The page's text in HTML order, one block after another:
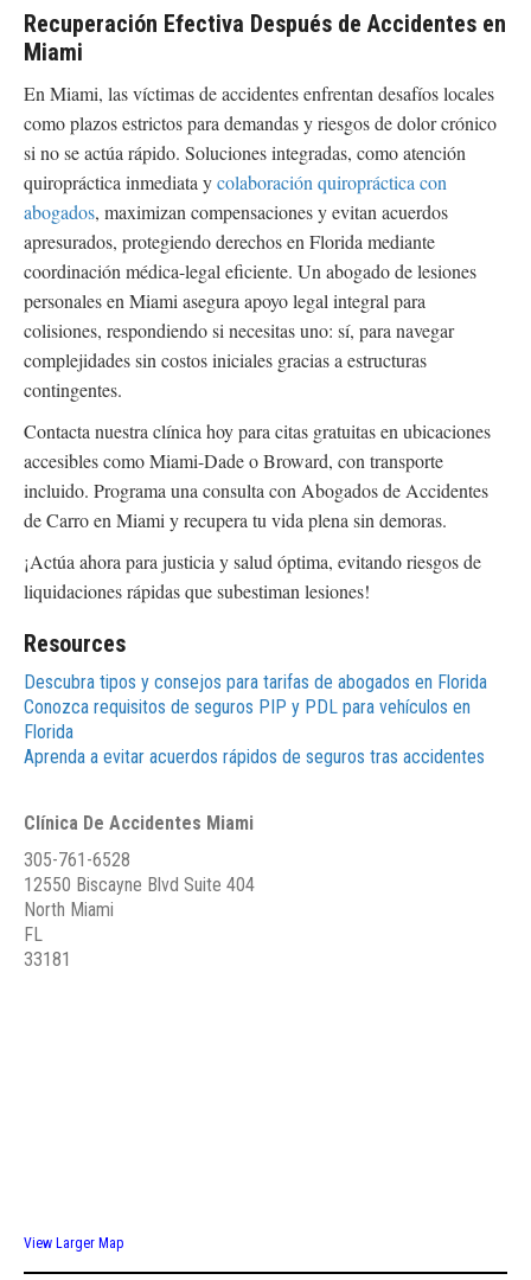
Recuperación Efectiva Después de Accidentes en
Miami
En Miami, las víctimas de accidentes enfrentan desafíos locales
como plazos estrictos para demandas y riesgos de dolor crónico
si no se actúa rápido. Soluciones integradas, como atención
quiropráctica inmediata ycolaboración quiropráctica con
abogados, maximizan compensaciones y evitan acuerdos
apresurados, protegiendo derechos en Florida mediante
coordinación médica-legal eficiente. Un abogado de lesiones
personales en Miami asegura apoyo legal integral para
colisiones, respondiendo si necesitas uno: sí, para navegar
complejidades sin costos iniciales gracias a estructuras
contingentes.
Contacta nuestra clínica hoy para citas gratuitas en ubicaciones
accesibles como Miami-Dade o Broward, con transporte
incluido. Programa una consulta con Abogados de Accidentes
de Carro en Miami y recupera tu vida plena sin demoras.
¡Actúa ahora para justicia y salud óptima, evitando riesgos de
liquidaciones rápidas que subestiman lesiones!
Resources
Descubra tipos y consejos para tarifas de abogados en Florida
Conozca requisitos de seguros PIP y PDL para vehículos en
Florida
Aprenda a evitar acuerdos rápidos de seguros tras accidentes
Clínica De Accidentes Miami
305-761-6528
12550 Biscayne Blvd Suite 404
North Miami
FL
33181
View Larger Map